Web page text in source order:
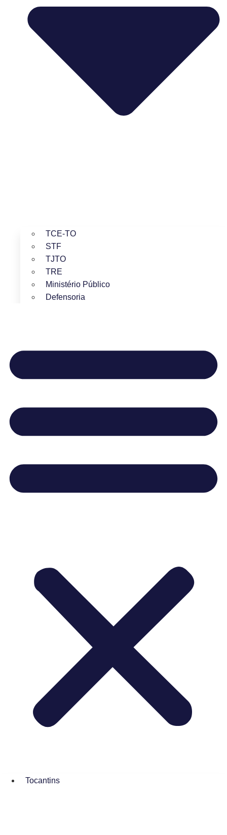
TCE-TO
STF
TJTO
TRE
Ministério Público
Defensoria
Tocantins